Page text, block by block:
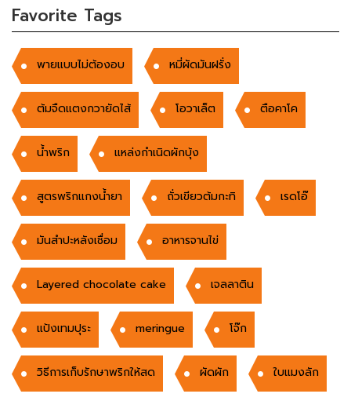
Favorite Tags
พายแบบไม่ต้องอบ หมี่ผัดมันฝรั่ง
ต้มจืดแตงกวายัดไส้ โอวาเล็ต ตือคาโค
นํ้าพริก แหล่งกำเนิดผักบุ้ง
สูตรพริกแกงน้ำยา ถั่วเขียวต้มกะทิ เรดโอ๊
มันสำปะหลังเชื่อม อาหารจานไข่
Layered chocolate cake เจลลาติน
แป้งเทมปุระ meringue โจ๊ก
วิธีการเก็บรักษาพริกให้สด ผัดผัก ใบแมงลัก